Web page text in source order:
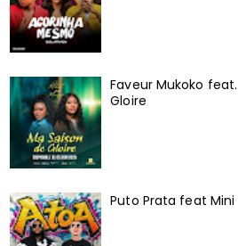
Faveur Mukoko
Gloire
Puto Prata feat